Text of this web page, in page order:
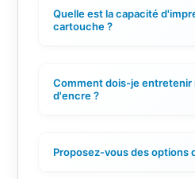
Quelle est la capacité
cartouche ?
Comment dois-je entretenir
d'encre ?
Proposez-vous des options